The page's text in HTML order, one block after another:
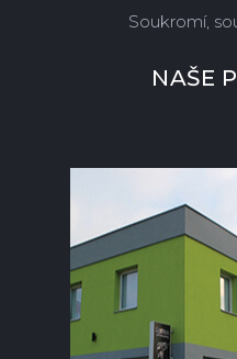
Soukromí,
NAŠE